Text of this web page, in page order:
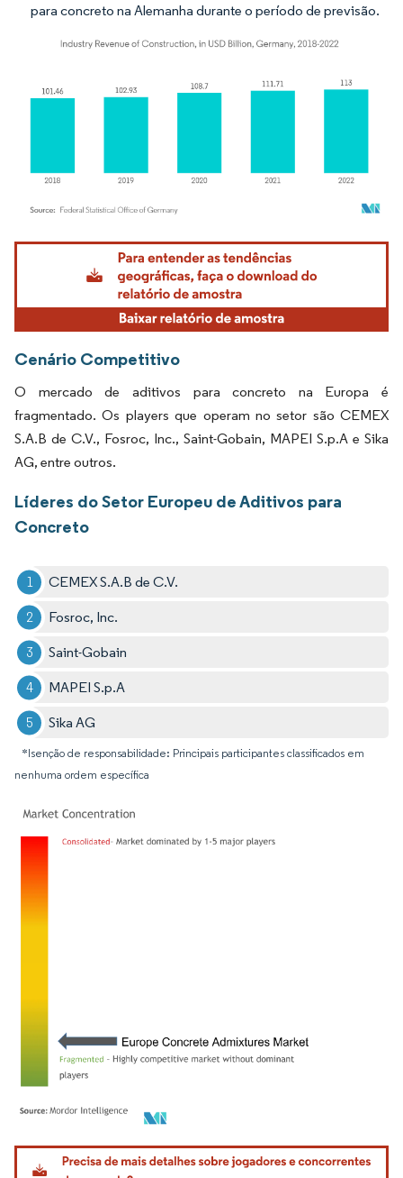
para concreto na Alemanha durante o período de previsão.
Imagem © Mordor Intelligence. O reuso requer atribuição conforme CC BY 4.0.
Cenário Competitivo
O mercado de aditivos para concreto na Europa é
fragmentado. Os players que operam no setor são CEMEX
S.A.B de C.V., Fosroc, Inc., Saint-Gobain, MAPEI S.p.A e Sika
AG, entre outros.
Líderes do Setor Europeu de Aditivos para
Concreto
CEMEX S.A.B de C.V.
Fosroc, Inc.
Saint-Gobain
MAPEI S.p.A
Sika AG
*Isenção de responsabilidade: Principais participantes classificados em
nenhuma ordem específica
Imagem © Mordor Intelligence. O reuso requer atribuição conforme CC BY 4.0.